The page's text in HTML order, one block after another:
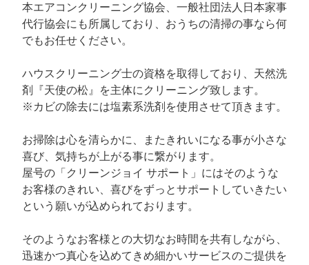
本エアコンクリーニング協会、一般社団法人日本家事
代行協会にも所属しており、おうちの清掃の事なら何
でもお任せください。
ハウスクリーニング士の資格を取得しており、天然洗
剤『天使の松』を主体にクリーニング致します。
※カビの除去には塩素系洗剤を使用させて頂きます。
お掃除は心を清らかに、またきれいになる事が小さな
喜び、気持ちが上がる事に繋がります。
屋号の「クリーンジョイ サポート」にはそのような
お客様のきれい、喜びをずっとサポートしていきたい
という願いが込められております。
そのようなお客様との大切なお時間を共有しながら、
迅速かつ真心を込めてきめ細かいサービスのご提供を